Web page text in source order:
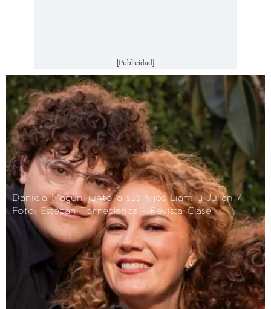
[Publicidad]
Daniela Magún junto a sus hijos Liam y Julián /
Foto: Esteban Torreblanca - Revista Clase